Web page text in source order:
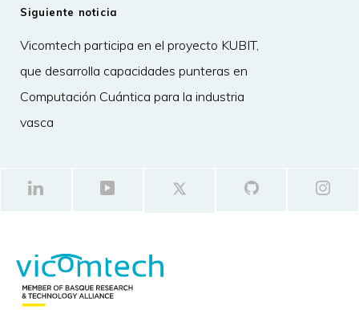
Siguiente noticia
Vicomtech participa en el proyecto KUBIT,
que desarrolla capacidades punteras en
Computación Cuántica para la industria
vasca